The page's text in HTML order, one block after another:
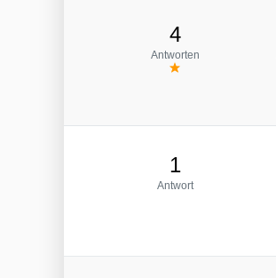
4
Antworten
1
Antwort